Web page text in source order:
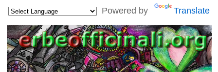
Powered by Translate